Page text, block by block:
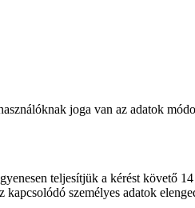
joga van az adatok
teljesítjük a kérést követő
személyes adatok